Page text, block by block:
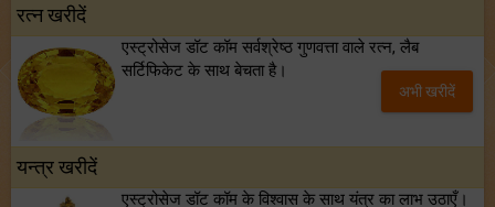
रत्न खरीदें
एस्ट्रोसेज डॉट कॉम सर्वश्रेष्ठ गुणवत्ता वाले रत्न, लैब
सर्टिफिकेट के साथ बेचता है।
अभी खरीदें
यन्त्र खरीदें
एस्ट्रोसेज डॉट कॉम के विश्वास के साथ यंत्र का लाभ उठाएँ।